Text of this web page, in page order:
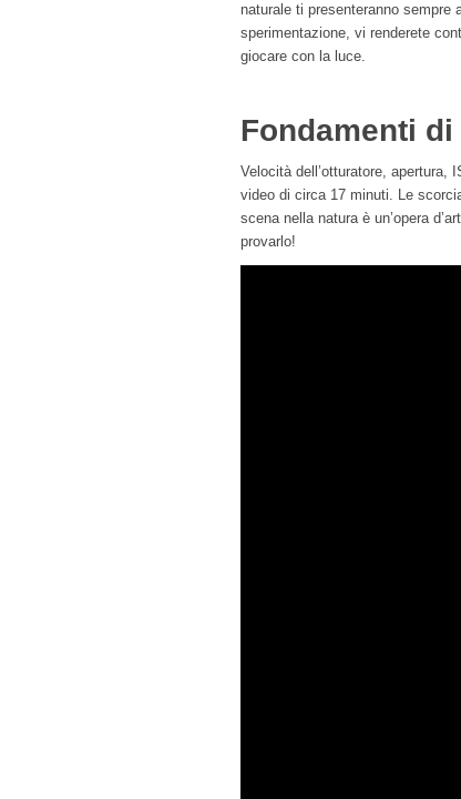
naturale ti presenteranno sempre
sperimentazione, vi renderete
giocare con la luce.
Fondamenti
Velocità dell’otturatore, apertura,
video di circa 17 minuti. Le
scena nella natura è un’opera
provarlo!